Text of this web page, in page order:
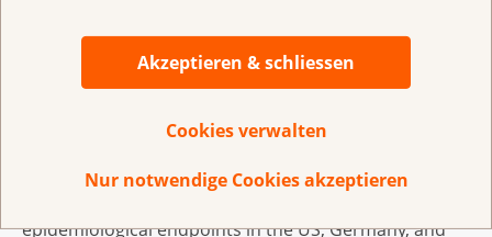
Akzeptieren & schliessen
Cookies verwalten
Nur notwendige Cookies akzeptieren
kostenentwicklung-
medikamente.pdf.download.pdf/
cancer premium – explaining differences in prices for
epidemiological endpoints in the US, Germany, and